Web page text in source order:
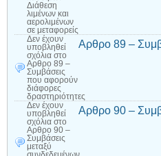
Διάθεση
λιμένων και
αερολιμένων
σε μεταφορείς
Δεν έχουν
υποβληθεί
σχόλια στο
Αρθρο 89 –
Συμβάσεις
που αφορούν
διάφορες
δραστηριότητες
Αρθρο 89 –
Δεν έχουν
υποβληθεί
σχόλια στο
Αρθρο 90 –
Συμβάσεις
μεταξύ
Αρθρο 90 –